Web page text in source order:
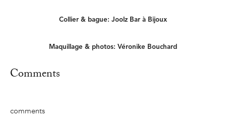
Collier & bague: Joolz Bar à Bijoux
Maquillage & photos: Véronike Bouchard
Comments
comments